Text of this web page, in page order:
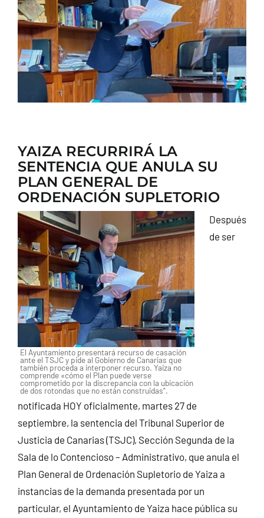
YAIZA RECURRIRÁ LA
SENTENCIA QUE ANULA SU
PLAN GENERAL DE
ORDENACIÓN SUPLETORIO
El Ayuntamiento presentará recurso de casación
ante el TSJC y pide al Gobierno de Canarias que
también proceda a interponer recurso. Yaiza no
comprende «cómo el Plan puede verse
comprometido por la discrepancia con la ubicación
de dos rotondas que no están construidas”.
Después
de ser
notificada HOY oficialmente, martes 27 de
septiembre, la sentencia del Tribunal Superior de
Justicia de Canarias (TSJC), Sección Segunda de la
Sala de lo Contencioso – Administrativo, que anula el
Plan General de Ordenación Supletorio de Yaiza a
instancias de la demanda presentada por un
particular, el Ayuntamiento de Yaiza hace pública su